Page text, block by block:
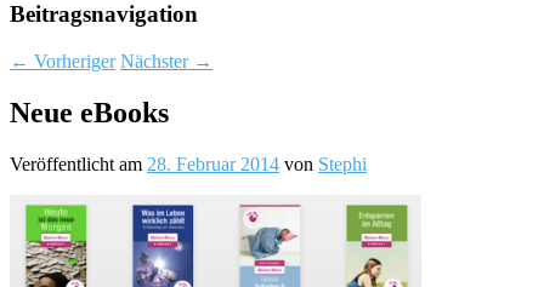
Beitragsnavigation
← Vorheriger Nächster →
Neue eBooks
Veröffentlicht am 28. Februar 2014 von Stephi